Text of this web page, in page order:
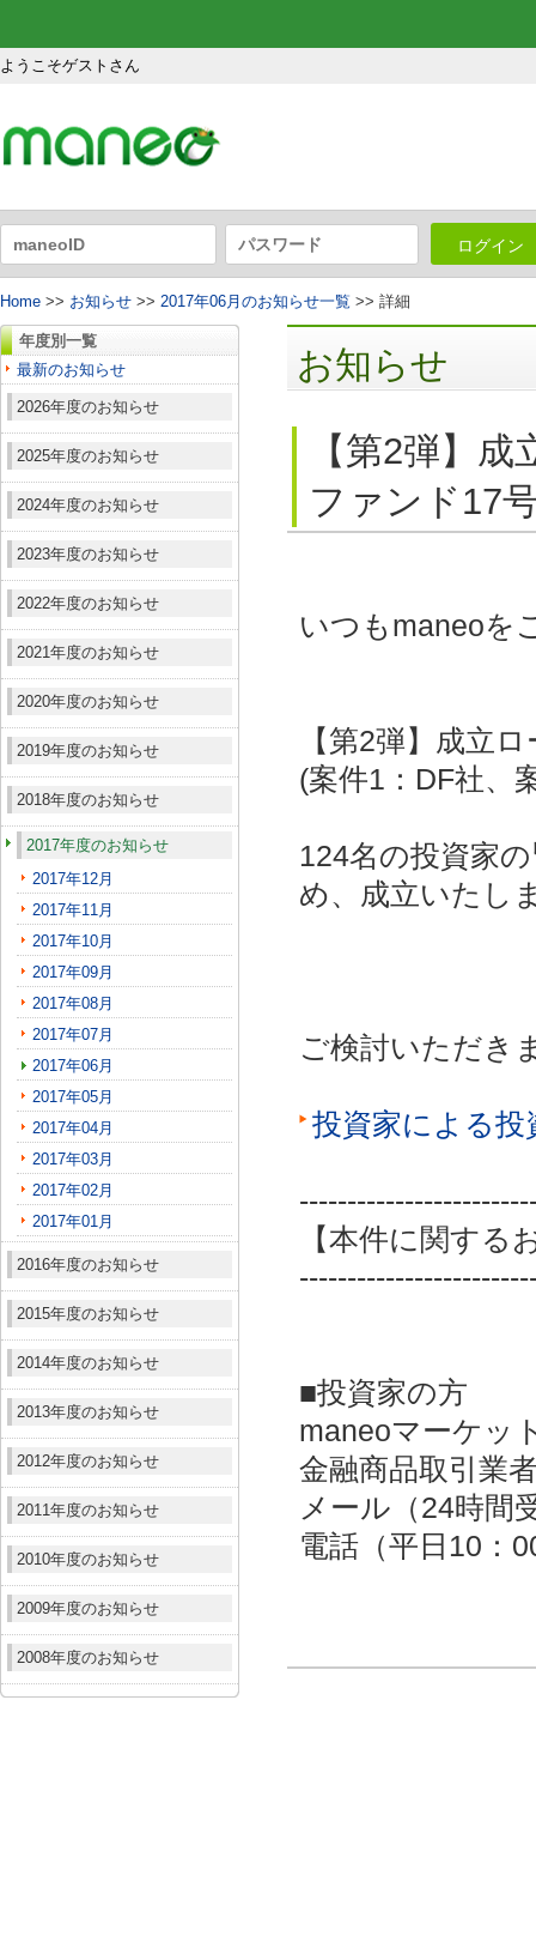
ようこそゲストさん
ログイン
Home >> お知らせ >> 2017年06月のお知らせ一覧 >> 詳細
年度別一覧
最新のお知らせ
2026年度のお知らせ
2025年度のお知らせ
2024年度のお知らせ
2023年度のお知らせ
2022年度のお知らせ
2021年度のお知らせ
2020年度のお知らせ
2019年度のお知らせ
2018年度のお知らせ
2017年度のお知らせ
2017年12月
2017年11月
2017年10月
2017年09月
2017年08月
2017年07月
2017年06月
2017年05月
2017年04月
2017年03月
2017年02月
2017年01月
2016年度のお知らせ
2015年度のお知らせ
2014年度のお知らせ
2013年度のお知らせ
2012年度のお知らせ
2011年度のお知らせ
2010年度のお知らせ
2009年度のお知らせ
2008年度のお知らせ
お知らせ
【第2弾】
ファンド17
いつもmaneoを
【第2弾】成立
(案件1：DF社、
124名の投資家
め、成立いたし
ご検討いただき
投資家による
【本件に関する
■投資家の方
maneoマーケッ
金融商品取引業
メール（24時間
電話（平日10：